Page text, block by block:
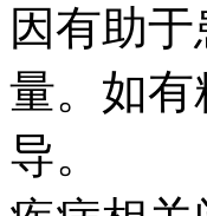
因有助
量。如
导。